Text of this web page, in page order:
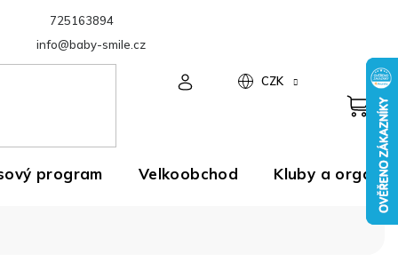
725163894
info@baby-smile.cz
CZK
program Velkoobchod Kluby a